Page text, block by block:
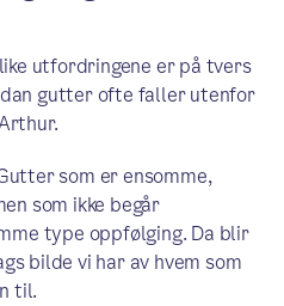
utfordringene er på tvers
gutter ofte faller utenfor
som er ensomme,
som ikke begår
type oppfølging. Da blir
bilde vi har av hvem som
til.